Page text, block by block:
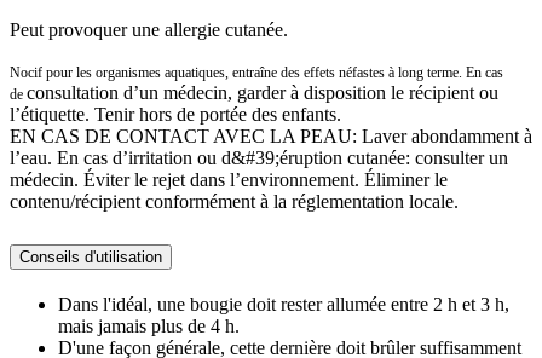
Peut provoquer une allergie cutanée.
Nocif pour les organismes aquatiques, entraîne des effets néfastes à long terme. En cas
de consultation d’un médecin, garder à disposition le récipient ou
l’étiquette. Tenir hors de portée des enfants.
EN CAS DE CONTACT AVEC LA PEAU: Laver abondamment à
l’eau. En cas d’irritation ou d&#39;éruption cutanée: consulter un
médecin. Éviter le rejet dans l’environnement. Éliminer le
contenu/récipient conformément à la réglementation locale.
Conseils d'utilisation
Dans l'idéal, une bougie doit rester allumée entre 2 h et 3 h,
mais jamais plus de 4 h.
D'une façon générale, cette dernière doit brûler suffisamment